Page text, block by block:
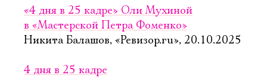
«4 дня в 25 кадре» Оли Мухиной
в «Мастерской Петра Фоменко»
Никита Балашов, «Ревизор.ru», 20.10.2025
4 дня в 25 кадре